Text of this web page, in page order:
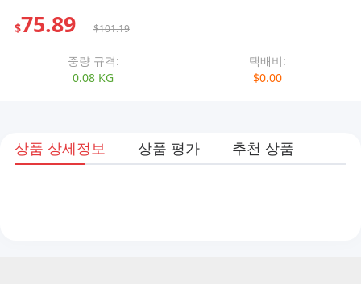
$75.89 $101.19
중량 규격:
0.08 KG
택배비:
$0.00
상품 상세정보 상품 평가 추천 상품